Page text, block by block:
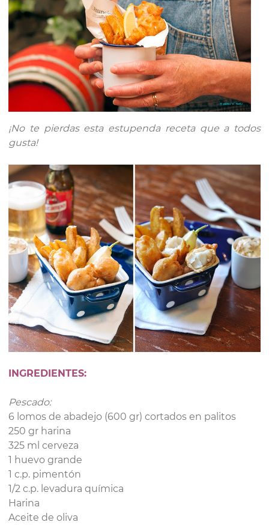
¡No te pierdas esta estupenda receta que a todos
gusta!
INGREDIENTES:
Pescado:
6 lomos de abadejo (600 gr) cortados en palitos
250 gr harina
325 ml cerveza
1 huevo grande
1 c.p. pimentón
1/2 c.p. levadura química
Harina
Aceite de oliva